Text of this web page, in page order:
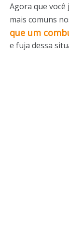
Agora que você
mais comuns
que um
e fuja dessa